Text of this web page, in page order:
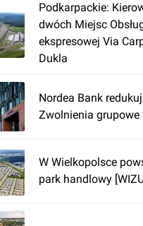
Podkarpackie:
dwóch Miejsc
ekspresowej Via
Dukla
Nordea Bank
Zwolnienia grupowe
W Wielkopolsce
park handlowy